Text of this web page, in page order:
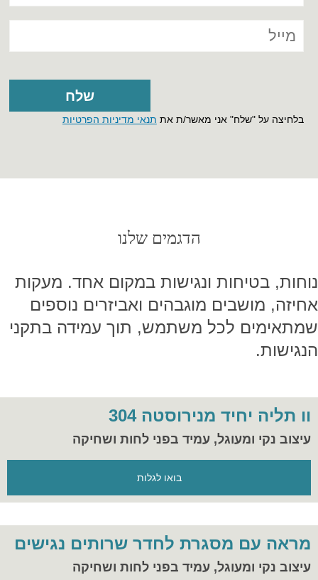
בלחיצה על "שלח" אני מאשר/ת את תנאי מדיניות הפרטיות
הדגמים שלנו
נוחות, בטיחות ונגישות במקום אחד. מעקות
אחיזה, מושבים מוגבהים ואביזרים נוספים
שמתאימים לכל משתמש, תוך עמידה בתקני
הנגישות.
וו תליה יחיד מנירוסטה 304
עיצוב נקי ומעוגל, עמיד בפני לחות ושחיקה
בואו לגלות
מראה עם מסגרת לחדר שרותים נגישים
עיצוב נקי ומעוגל, עמיד בפני לחות ושחיקה